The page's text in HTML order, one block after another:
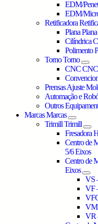
EDM/
EDM/
Retificadora
PlanaPlana
Cilíndrica
Polimento
TornoTorno
CNCCNC
Prensas Ajuste
Automação e
Outros
MarcasMarcas
TrimillTrimill
Fresadora
Centro de
5/6 Eixos
Centro de
Eixos
VS
VF
VM
VR